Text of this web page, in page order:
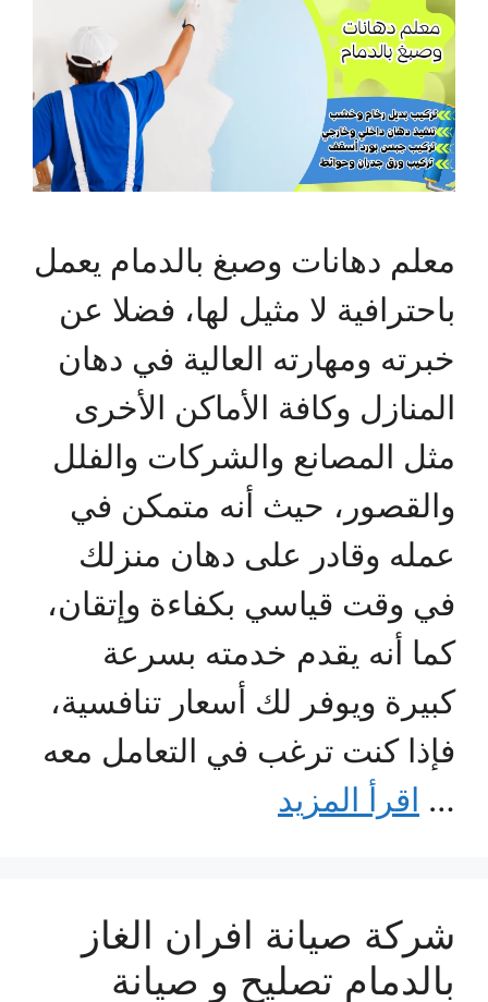
معلم دهانات وصبغ بالدمام يعمل
باحترافية لا مثيل لها، فضلا عن
خبرته ومهارته العالية في دهان
المنازل وكافة الأماكن الأخرى
مثل المصانع والشركات والفلل
والقصور، حيث أنه متمكن في
عمله وقادر على دهان منزلك
في وقت قياسي بكفاءة وإتقان،
كما أنه يقدم خدمته بسرعة
كبيرة ويوفر لك أسعار تنافسية،
فإذا كنت ترغب في التعامل معه
… اقرأ المزيد
شركة صيانة افران الغاز
بالدمام تصليح و صيانة